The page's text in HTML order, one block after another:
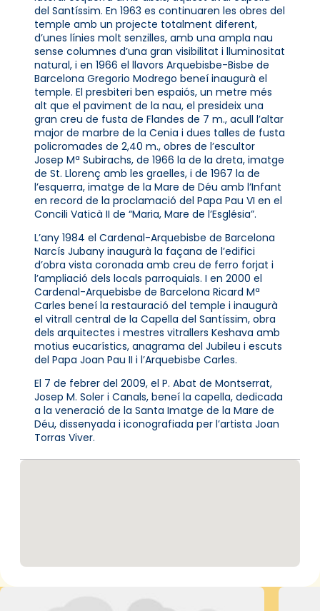
del Santíssim. En 1963 es continuaren les obres del
temple amb un projecte totalment diferent,
d’unes línies molt senzilles, amb una ampla nau
sense columnes d’una gran visibilitat i lluminositat
natural, i en 1966 el llavors Arquebisbe-Bisbe de
Barcelona Gregorio Modrego beneí inaugurà el
temple. El presbiteri ben espaiós, un metre més
alt que el paviment de la nau, el presideix una
gran creu de fusta de Flandes de 7 m., acull l’altar
major de marbre de la Cenia i dues talles de fusta
policromades de 2,40 m., obres de l’escultor
Josep Mª Subirachs, de 1966 la de la dreta, imatge
de St. Llorenç amb les graelles, i de 1967 la de
l’esquerra, imatge de la Mare de Déu amb l’Infant
en record de la proclamació del Papa Pau VI en el
Concili Vaticà II de “Maria, Mare de l’Església”.
L’any 1984 el Cardenal-Arquebisbe de Barcelona
Narcís Jubany inaugurà la façana de l’edifici
d’obra vista coronada amb creu de ferro forjat i
l’ampliació dels locals parroquials. I en 2000 el
Cardenal-Arquebisbe de Barcelona Ricard Mª
Carles beneí la restauració del temple i inaugurà
el vitrall central de la Capella del Santíssim, obra
dels arquitectes i mestres vitrallers Keshava amb
motius eucarístics, anagrama del Jubileu i escuts
del Papa Joan Pau II i l’Arquebisbe Carles.
El 7 de febrer del 2009, el P. Abat de Montserrat,
Josep M. Soler i Canals, beneí la capella, dedicada
a la veneració de la Santa Imatge de la Mare de
Déu, dissenyada i iconografiada per l’artista Joan
Torras Viver.